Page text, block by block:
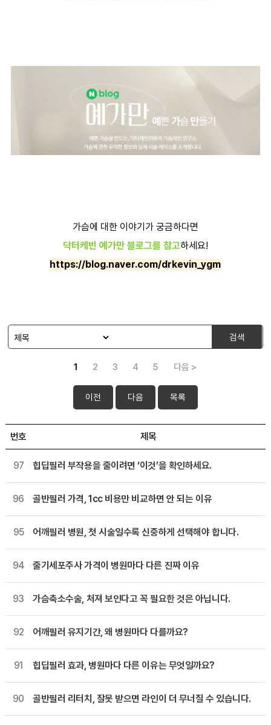
가슴에 대한 이야기가 궁금하다면
닥터케빈 예가만 블로그를 참고하세요!
https://blog.naver.com/drkevin_ygm
검색
1 2 3 4 5 다음 >
이전 다음 목록
번호 제목
97 힙딥필러 부작용을 줄이려면 ‘이것’을 확인하세요.
96 골반필러 가격, 1cc 비용만 비교하면 안 되는 이유
95 어깨필러 병원, 첫 시술일수록 신중하게 선택해야 합니다.
94 줄기세포주사 가격이 병원마다 다른 진짜 이유
93 가슴축소수술, 처져 보인다고 꼭 필요한 것은 아닙니다.
92 어깨필러 유지기간, 왜 병원마다 다를까요?
91 힙딥필러 효과, 병원마다 다른 이유는 무엇일까요?
90 골반필러 리터치, 잘못 받으면 라인이 더 무너질 수 있습니다.